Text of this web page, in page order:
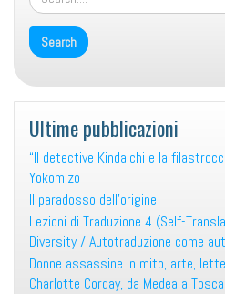
Ultime pubblicazioni
“Il detective Kindaichi e la
Yokomizo
Il paradosso dell’origine
Lezioni di Traduzione 4 (Self-
Diversity / Autotraduzione come
Donne assassine in mito, arte,
Charlotte Corday, da Medea a Tosca